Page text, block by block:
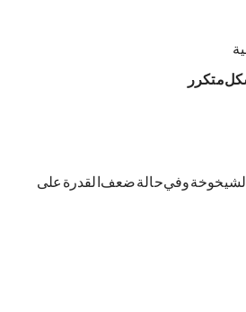
متكرر
وفي حالة ضعف القدرة على